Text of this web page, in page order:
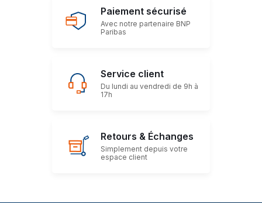
Paiement sécurisé
Avec notre partenaire BNP
Paribas
Service client
Du lundi au vendredi de 9h à
17h
Retours & Échanges
Simplement depuis votre
espace client